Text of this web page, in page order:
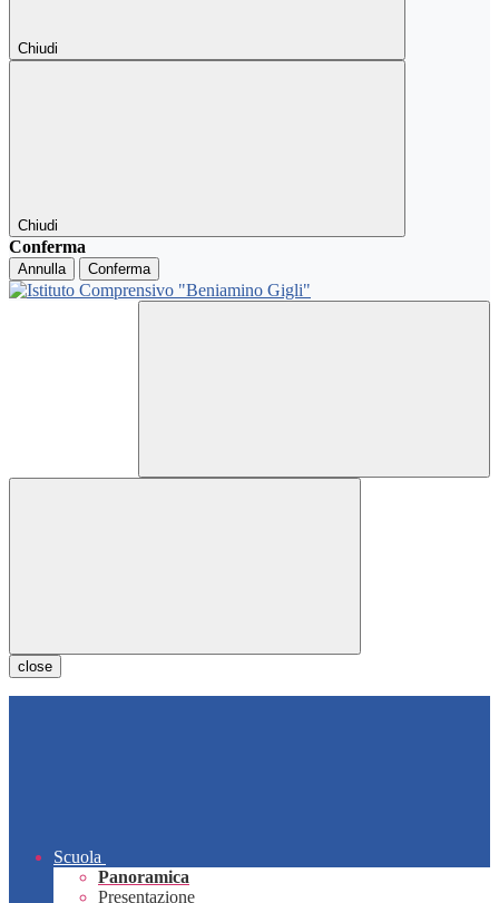
Chiudi
Chiudi
Conferma
Annulla Conferma
close
Scuola
Panoramica
Presentazione